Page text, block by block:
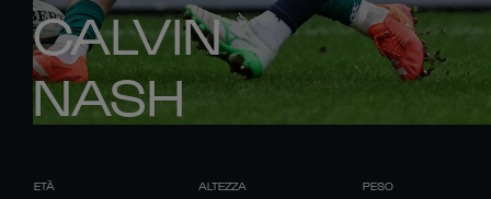
CALVIN
NASH
ETÀ ALTEZZA PESO